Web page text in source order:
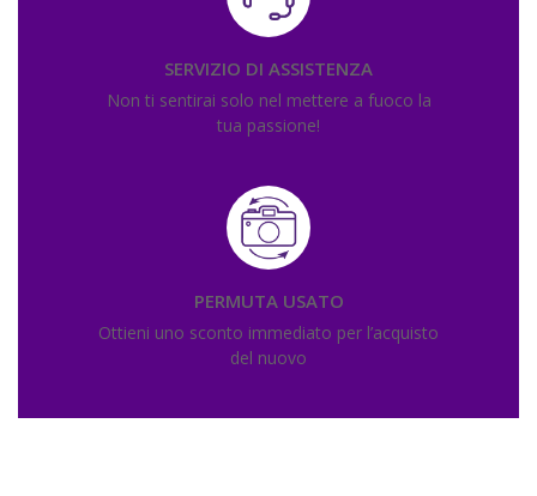
SERVIZIO DI ASSISTENZA
Non ti sentirai solo nel mettere a fuoco la
tua passione!
PERMUTA USATO
Ottieni uno sconto immediato per l’acquisto
del nuovo